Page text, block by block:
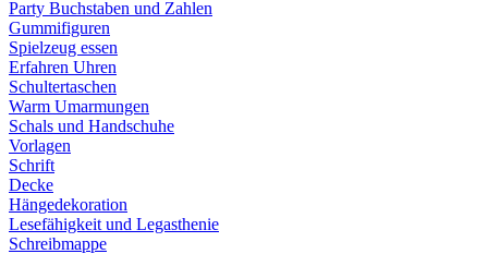
Party Buchstaben und Zahlen
Gummifiguren
Spielzeug essen
Erfahren Uhren
Schultertaschen
Warm Umarmungen
Schals und Handschuhe
Vorlagen
Schrift
Decke
Hängedekoration
Lesefähigkeit und Legasthenie
Schreibmappe